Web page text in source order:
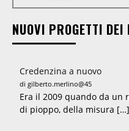
NUOVI PROGETTI DEI
Credenzina a nuovo
di gilberto.merlino@45
Era il 2009 quando da
di pioppo, della misura […]